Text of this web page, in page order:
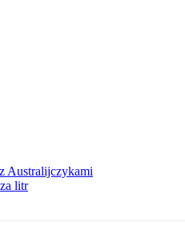
Australijczykami
litr